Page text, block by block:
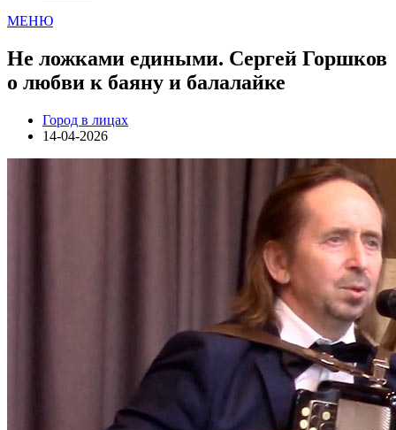
МЕНЮ
Не ложками едиными. Сергей Горшков
о любви к баяну и балалайке
Город в лицах
14-04-2026